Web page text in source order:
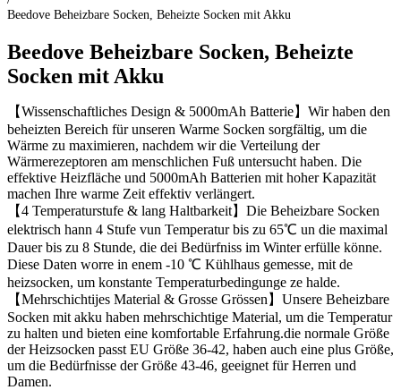
Beedove Beheizbare Socken, Beheizte Socken mit Akku
Beedove Beheizbare Socken, Beheizte
Socken mit Akku
【Wissenschaftliches Design & 5000mAh Batterie】Wir haben den
beheizten Bereich für unseren Warme Socken sorgfältig, um die
Wärme zu maximieren, nachdem wir die Verteilung der
Wärmerezeptoren am menschlichen Fuß untersucht haben. Die
effektive Heizfläche und 5000mAh Batterien mit hoher Kapazität
machen Ihre warme Zeit effektiv verlängert.
【4 Temperaturstufe & lang Haltbarkeit】Die Beheizbare Socken
elektrisch hann 4 Stufe vun Temperatur bis zu 65℃ un die maximal
Dauer bis zu 8 Stunde, die dei Bedürfniss im Winter erfülle könne.
Diese Daten worre in enem -10 ℃ Kühlhaus gemesse, mit de
heizsocken, um konstante Temperaturbedingunge ze halde.
【Mehrschichtijes Material & Grosse Grössen】Unsere Beheizbare
Socken mit akku haben mehrschichtige Material, um die Temperatur
zu halten und bieten eine komfortable Erfahrung.die normale Größe
der Heizsocken passt EU Größe 36-42, haben auch eine plus Größe,
um die Bedürfnisse der Größe 43-46, geeignet für Herren und
Damen.